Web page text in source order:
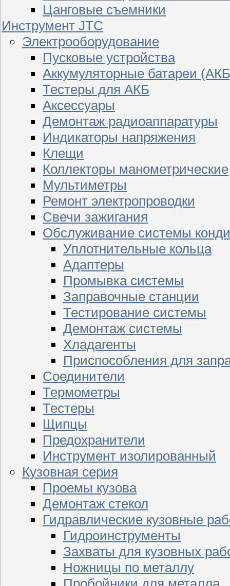
Цанговые съемники
Инструмент JTC
Электрооборудование
Пусковые устройства
Аккумуляторные батареи
Тестеры для АКБ
Аксессуары
Демонтаж радиоаппаратуры
Индикаторы напряжения
Клещи
Коллекторы манометрические
Мультиметры
Ремонт электропроводки
Свечи зажигания
Обслуживание системы
Уплотнительные кольца
Адаптеры
Промывка системы
Заправочные станции
Тестирование системы
Демонтаж системы
Хладагенты
Приспособления для
Соединители
Термометры
Тестеры
Щипцы
Предохранители
Инструмент изолированный
Кузовная серия
Проемы кузова
Демонтаж стекол
Гидравлические кузовные
Гидроинструменты
Захваты для кузовных
Ножницы по металлу